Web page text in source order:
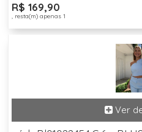
R$ 169,90
, resta(m) apenas 1